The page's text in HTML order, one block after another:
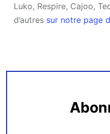
Luko, Respire, Cajoo,
d’autres sur notre page